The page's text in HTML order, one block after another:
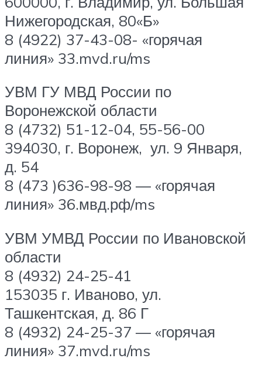
Нижегородская, 80«Б»
8 (4922) 37-43-08- «горячая
линия» 33.mvd.ru/ms
УВМ ГУ МВД России по
Воронежской области
8 (4732) 51-12-04, 55-56-00
394030, г. Воронеж, ул. 9 Января,
д. 54
8 (473 )636-98-98 — «горячая
линия» 36.мвд.рф/ms
УВМ УМВД России по Ивановской
области
8 (4932) 24-25-41
153035 г. Иваново, ул.
Ташкентская, д. 86 Г
8 (4932) 24-25-37 — «горячая
линия» 37.mvd.ru/ms